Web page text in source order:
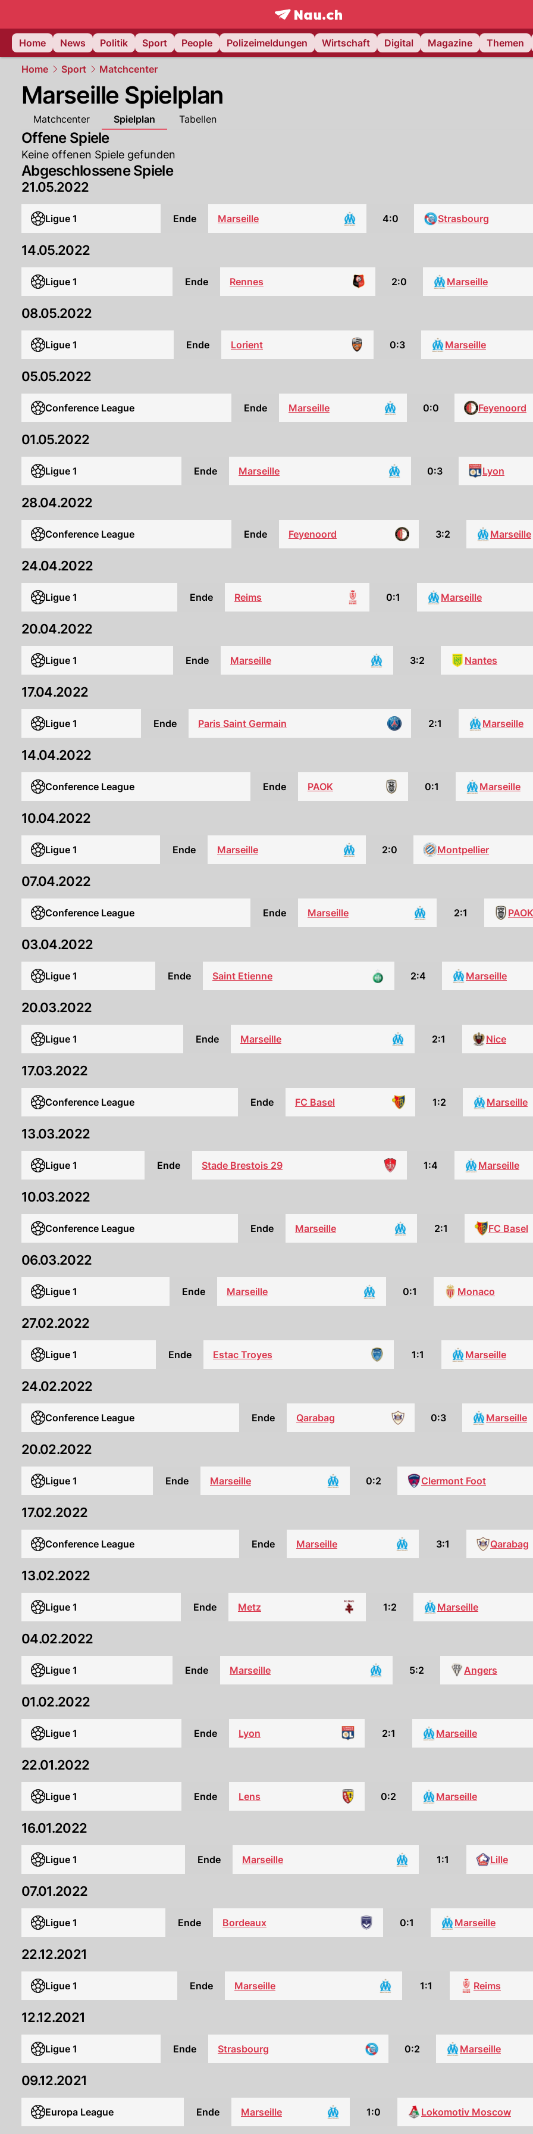
frontpage.NAU.ch
Home
News Politik Sport People Polizeimeldungen Wirtschaft Digital Magazine Themen
Home Sport Matchcenter
Marseille Spielplan
Matchcenter Spielplan Tabellen
Offene Spiele
Keine offenen Spiele gefunden
Abgeschlossene Spiele
21.05.2022
Ligue 1 Ende Marseille 4:0 Strasbourg
14.05.2022
Ligue 1 Ende Rennes 2:0 Marseille
08.05.2022
Ligue 1 Ende Lorient 0:3 Marseille
05.05.2022
Conference League Ende Marseille 0:0 Feyenoord
01.05.2022
Ligue 1 Ende Marseille 0:3 Lyon
28.04.2022
Conference League Ende Feyenoord 3:2 Marseille
24.04.2022
Ligue 1 Ende Reims 0:1 Marseille
20.04.2022
Ligue 1 Ende Marseille 3:2 Nantes
17.04.2022
Ligue 1 Ende Paris Saint Germain 2:1 Marseille
14.04.2022
Conference League Ende PAOK 0:1 Marseille
10.04.2022
Ligue 1 Ende Marseille 2:0 Montpellier
07.04.2022
Conference League Ende Marseille 2:1 PAOK
03.04.2022
Ligue 1 Ende Saint Etienne 2:4 Marseille
20.03.2022
Ligue 1 Ende Marseille 2:1 Nice
17.03.2022
Conference League Ende FC Basel 1:2 Marseille
13.03.2022
Ligue 1 Ende Stade Brestois 29 1:4 Marseille
10.03.2022
Conference League Ende Marseille 2:1 FC Basel
06.03.2022
Ligue 1 Ende Marseille 0:1 Monaco
27.02.2022
Ligue 1 Ende Estac Troyes 1:1 Marseille
24.02.2022
Conference League Ende Qarabag 0:3 Marseille
20.02.2022
Ligue 1 Ende Marseille 0:2 Clermont Foot
17.02.2022
Conference League Ende Marseille 3:1 Qarabag
13.02.2022
Ligue 1 Ende Metz 1:2 Marseille
04.02.2022
Ligue 1 Ende Marseille 5:2 Angers
01.02.2022
Ligue 1 Ende Lyon 2:1 Marseille
22.01.2022
Ligue 1 Ende Lens 0:2 Marseille
16.01.2022
Ligue 1 Ende Marseille 1:1 Lille
07.01.2022
Ligue 1 Ende Bordeaux 0:1 Marseille
22.12.2021
Ligue 1 Ende Marseille 1:1 Reims
12.12.2021
Ligue 1 Ende Strasbourg 0:2 Marseille
09.12.2021
Europa League Ende Marseille 1:0 Lokomotiv Moscow